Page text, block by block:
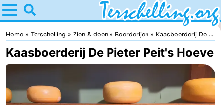
Home
Terschelling
Tips
kinderen
Dorpen
Home Terschelling Zien & doen Boerderijen Kaasboerderij De ...
Kaasboerderij De Pieter Peit's Hoeve